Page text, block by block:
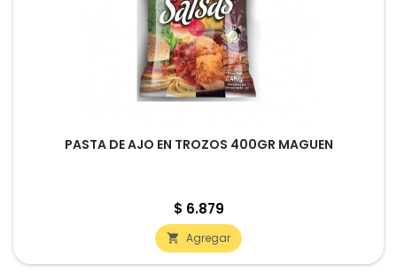
PASTA DE AJO EN TROZOS 400GR MAGUEN
Precio
$ 6.879
 Agregar